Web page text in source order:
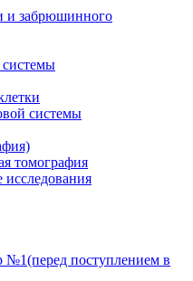
и забрюшинного
системы
системы
томография
исследования
поступлением в